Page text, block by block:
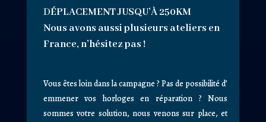
DÉPLACEMENT JUSQU’À 250KM
Nous avons aussi plusieurs ateliers en
France, n’hésitez pas !
Vous êtes loin dans la campagne ? Pas de possibilité d’
emmener vos horloges en réparation ? Nous
sommes votre solution, nous venons sur place, et